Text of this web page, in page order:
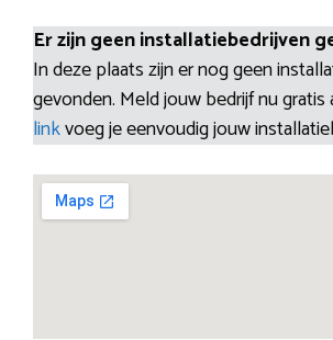
Er zijn geen installatiebedrijven
In deze plaats zijn er nog geen
gevonden. Meld jouw bedrijf nu gratis
linkvoeg je eenvoudig jouw